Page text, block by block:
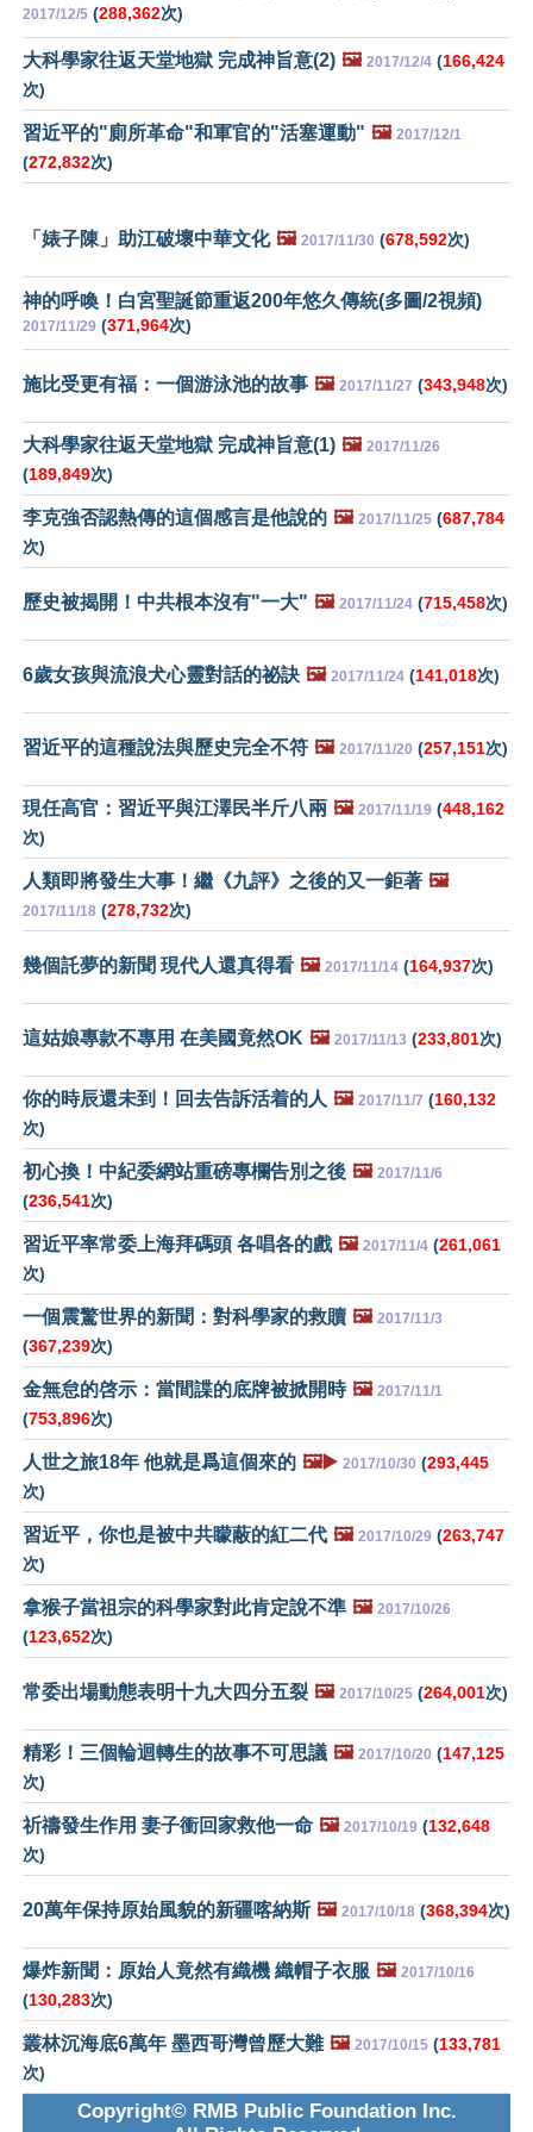
2017/12/5 (288,362次)
大科學家往返天堂地獄 完成神旨意(2) 🖼️ 2017/12/4 (166,424
次)
習近平的"廁所革命"和軍官的"活塞運動" 🖼️ 2017/12/1
(272,832次)
「婊子陳」助江破壞中華文化 🖼️ 2017/11/30 (678,592次)
神的呼喚！白宮聖誕節重返200年悠久傳統(多圖/2視頻)
2017/11/29 (371,964次)
施比受更有福：一個游泳池的故事 🖼️ 2017/11/27 (343,948次)
大科學家往返天堂地獄 完成神旨意(1) 🖼️ 2017/11/26
(189,849次)
李克強否認熱傳的這個感言是他說的 🖼️ 2017/11/25 (687,784
次)
歷史被揭開！中共根本沒有"一大" 🖼️ 2017/11/24 (715,458次)
6歲女孩與流浪犬心靈對話的祕訣 🖼️ 2017/11/24 (141,018次)
習近平的這種說法與歷史完全不符 🖼️ 2017/11/20 (257,151次)
現任高官：習近平與江澤民半斤八兩 🖼️ 2017/11/19 (448,162
次)
人類即將發生大事！繼《九評》之後的又一鉅著 🖼️
2017/11/18 (278,732次)
幾個託夢的新聞 現代人還真得看 🖼️ 2017/11/14 (164,937次)
這姑娘專款不專用 在美國竟然OK 🖼️ 2017/11/13 (233,801次)
你的時辰還未到！回去告訴活着的人 🖼️ 2017/11/7 (160,132
次)
初心換！中紀委網站重磅專欄告別之後 🖼️ 2017/11/6
(236,541次)
習近平率常委上海拜碼頭 各唱各的戲 🖼️ 2017/11/4 (261,061
次)
一個震驚世界的新聞：對科學家的救贖 🖼️ 2017/11/3
(367,239次)
金無怠的啓示：當間諜的底牌被掀開時 🖼️ 2017/11/1
(753,896次)
人世之旅18年 他就是爲這個來的 🖼️▶️ 2017/10/30 (293,445
次)
習近平，你也是被中共矇蔽的紅二代 🖼️ 2017/10/29 (263,747
次)
拿猴子當祖宗的科學家對此肯定說不準 🖼️ 2017/10/26
(123,652次)
常委出場動態表明十九大四分五裂 🖼️ 2017/10/25 (264,001次)
精彩！三個輪迴轉生的故事不可思議 🖼️ 2017/10/20 (147,125
次)
祈禱發生作用 妻子衝回家救他一命 🖼️ 2017/10/19 (132,648
次)
20萬年保持原始風貌的新疆喀納斯 🖼️ 2017/10/18 (368,394次)
爆炸新聞：原始人竟然有織機 織帽子衣服 🖼️ 2017/10/16
(130,283次)
叢林沉海底6萬年 墨西哥灣曾歷大難 🖼️ 2017/10/15 (133,781
次)
Copyright© RMB Public Foundation Inc.